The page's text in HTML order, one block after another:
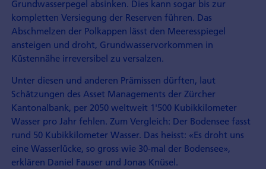
Grund­wasser­pegel absinken. Dies kann sogar bis zur
kompletten Versiegung der Reserven führen. Das
Abschmelzen der Pol­kappen lässt den Meeres­spiegel
ansteigen und droht, Grund­wasser­vorkommen in
Küstennähe irreversibel zu versalzen.
Unter diesen und anderen Prämissen dürften, laut
Schätzungen des Asset Managements der Zürcher
Kantonalbank, per 2050 weltweit 1'500 Kubik­kilometer
Wasser pro Jahr fehlen. Zum Vergleich: Der Boden­see fasst
rund 50 Kubik­kilometer Wasser. Das heisst: «Es droht uns
eine Wasser­lücke, so gross wie 30-mal der Bodensee»,
erklären Daniel Fauser und Jonas Knüsel.